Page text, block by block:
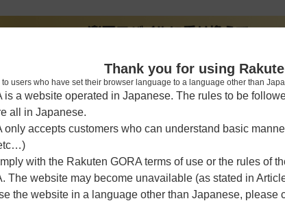
ンペーン
ンダー
Thank you for using
users who have set their browser language to a language other than
is a website operated in Japanese. The rules to be
all in Japanese.
only accepts customers who can understand basic
with the Rakuten GORA terms of use or the rules of
The website may become unavailable (as stated in
the website in a language other than Japanese,